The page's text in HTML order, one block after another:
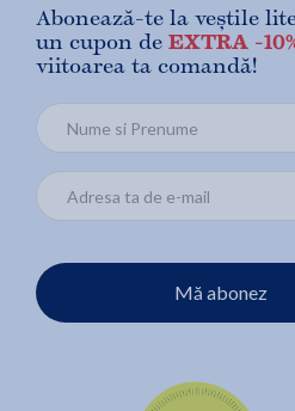
Abonează-te la veștile
un cupon de EXTRA -
viitoarea ta comandă!
Mă abonez